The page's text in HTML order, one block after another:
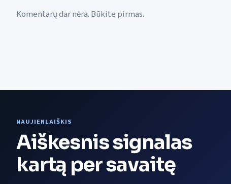
Komentarų dar nėra. Būkite pirmas.
NAUJIENLAIŠKIS
Aiškesnis signalas
kartą per savaitę